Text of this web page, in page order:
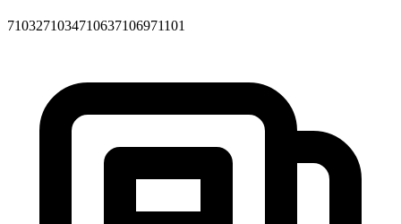
7103271034710637106971101